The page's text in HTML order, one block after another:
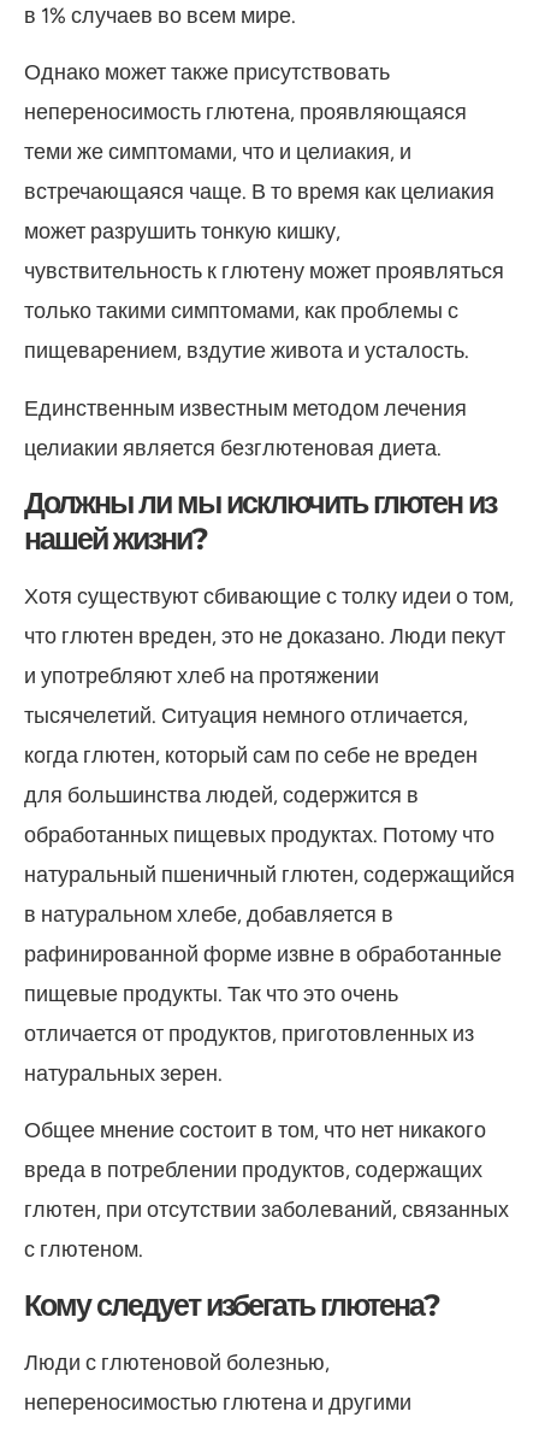
в 1% случаев во всем мире.
Однако может также присутствовать
непереносимость глютена, проявляющаяся
теми же симптомами, что и целиакия, и
встречающаяся чаще. В то время как целиакия
может разрушить тонкую кишку,
чувствительность к глютену может проявляться
только такими симптомами, как проблемы с
пищеварением, вздутие живота и усталость.
Единственным известным методом лечения
целиакии является безглютеновая диета.
Должны ли мы исключить глютен из
нашей жизни?
Хотя существуют сбивающие с толку идеи о том,
что глютен вреден, это не доказано. Люди пекут
и употребляют хлеб на протяжении
тысячелетий. Ситуация немного отличается,
когда глютен, который сам по себе не вреден
для большинства людей, содержится в
обработанных пищевых продуктах. Потому что
натуральный пшеничный глютен, содержащийся
в натуральном хлебе, добавляется в
рафинированной форме извне в обработанные
пищевые продукты. Так что это очень
отличается от продуктов, приготовленных из
натуральных зерен.
Общее мнение состоит в том, что нет никакого
вреда в потреблении продуктов, содержащих
глютен, при отсутствии заболеваний, связанных
с глютеном.
Кому следует избегать глютена?
Люди с глютеновой болезнью,
непереносимостью глютена и другими